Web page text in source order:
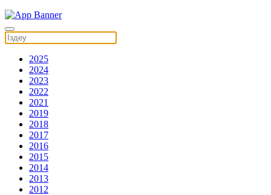
2025
2024
2023
2022
2021
2019
2018
2017
2016
2015
2014
2013
2012